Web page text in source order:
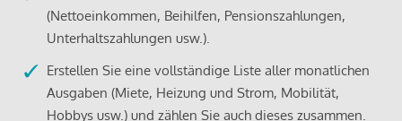
(Nettoeinkommen, Beihilfen, Pensionszahlungen,
Unterhaltszahlungen usw.).
Erstellen Sie eine vollständige Liste aller monatlichen
Ausgaben (Miete, Heizung und Strom, Mobilität,
Hobbys usw.) und zählen Sie auch dieses zusammen.